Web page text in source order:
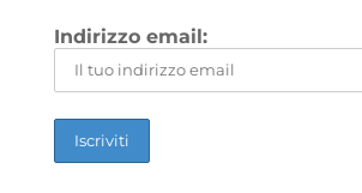
Indirizzo email: